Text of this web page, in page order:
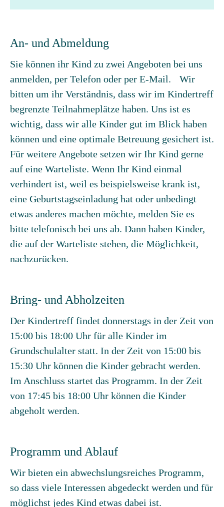
An- und Abmeldung
Sie können ihr Kind zu zwei Angeboten bei uns
anmelden, per Telefon oder per E-Mail. Wir
bitten um ihr Verständnis, dass wir im Kindertreff
begrenzte Teilnahmeplätze haben. Uns ist es
wichtig, dass wir alle Kinder gut im Blick haben
können und eine optimale Betreuung gesichert ist.
Für weitere Angebote setzen wir Ihr Kind gerne
auf eine Warteliste. Wenn Ihr Kind einmal
verhindert ist, weil es beispielsweise krank ist,
eine Geburtstagseinladung hat oder unbedingt
etwas anderes machen möchte, melden Sie es
bitte telefonisch bei uns ab. Dann haben Kinder,
die auf der Warteliste stehen, die Möglichkeit,
nachzurücken.
Bring- und Abholzeiten
Der Kindertreff findet donnerstags in der Zeit von
15:00 bis 18:00 Uhr für alle Kinder im
Grundschulalter statt. In der Zeit von 15:00 bis
15:30 Uhr können die Kinder gebracht werden.
Im Anschluss startet das Programm. In der Zeit
von 17:45 bis 18:00 Uhr können die Kinder
abgeholt werden.
Programm und Ablauf
Wir bieten ein abwechslungsreiches Programm,
so dass viele Interessen abgedeckt werden und für
möglichst jedes Kind etwas dabei ist.